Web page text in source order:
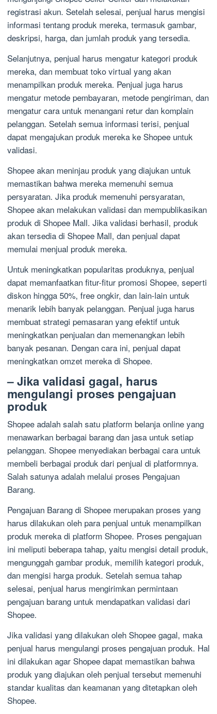
registrasi akun. Setelah selesai, penjual harus mengisi
informasi tentang produk mereka, termasuk gambar,
deskripsi, harga, dan jumlah produk yang tersedia.
Selanjutnya, penjual harus mengatur kategori produk
mereka, dan membuat toko virtual yang akan
menampilkan produk mereka. Penjual juga harus
mengatur metode pembayaran, metode pengiriman, dan
mengatur cara untuk menangani retur dan komplain
pelanggan. Setelah semua informasi terisi, penjual
dapat mengajukan produk mereka ke Shopee untuk
validasi.
Shopee akan meninjau produk yang diajukan untuk
memastikan bahwa mereka memenuhi semua
persyaratan. Jika produk memenuhi persyaratan,
Shopee akan melakukan validasi dan mempublikasikan
produk di Shopee Mall. Jika validasi berhasil, produk
akan tersedia di Shopee Mall, dan penjual dapat
memulai menjual produk mereka.
Untuk meningkatkan popularitas produknya, penjual
dapat memanfaatkan fitur-fitur promosi Shopee, seperti
diskon hingga 50%, free ongkir, dan lain-lain untuk
menarik lebih banyak pelanggan. Penjual juga harus
membuat strategi pemasaran yang efektif untuk
meningkatkan penjualan dan memenangkan lebih
banyak pesanan. Dengan cara ini, penjual dapat
meningkatkan omzet mereka di Shopee.
– Jika validasi gagal, harus
mengulangi proses pengajuan
produk
Shopee adalah salah satu platform belanja online yang
menawarkan berbagai barang dan jasa untuk setiap
pelanggan. Shopee menyediakan berbagai cara untuk
membeli berbagai produk dari penjual di platformnya.
Salah satunya adalah melalui proses Pengajuan
Barang.
Pengajuan Barang di Shopee merupakan proses yang
harus dilakukan oleh para penjual untuk menampilkan
produk mereka di platform Shopee. Proses pengajuan
ini meliputi beberapa tahap, yaitu mengisi detail produk,
mengunggah gambar produk, memilih kategori produk,
dan mengisi harga produk. Setelah semua tahap
selesai, penjual harus mengirimkan permintaan
pengajuan barang untuk mendapatkan validasi dari
Shopee.
Jika validasi yang dilakukan oleh Shopee gagal, maka
penjual harus mengulangi proses pengajuan produk. Hal
ini dilakukan agar Shopee dapat memastikan bahwa
produk yang diajukan oleh penjual tersebut memenuhi
standar kualitas dan keamanan yang ditetapkan oleh
Shopee.